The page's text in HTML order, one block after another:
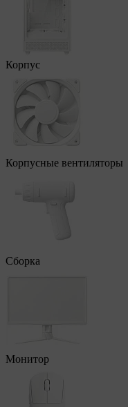
Корпус
Корпусные вентиляторы
Сборка
Монитор